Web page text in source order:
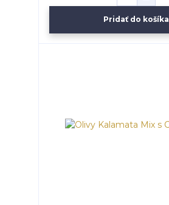
Pridať do košíka